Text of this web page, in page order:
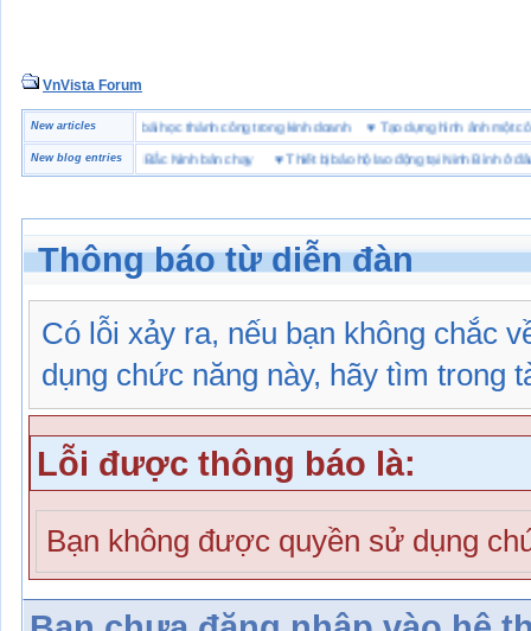
VnVista Forum
New articles
biệt” của Microsoft ♥4 bài học thành công trong kinh doanh ♥Tạo dựng hình ảnh
New blog entries
giày bảo hộ tại Bắc Ninh bán chạy♥ Thiết bị bảo hộ lao động tại Ninh Bình ở đâu
Thông báo từ diễn đàn
Có lỗi xảy ra, nếu bạn không chắc
dụng chức năng này, hãy tìm trong
Lỗi được thông báo là:
Bạn không được quyền sử dụng